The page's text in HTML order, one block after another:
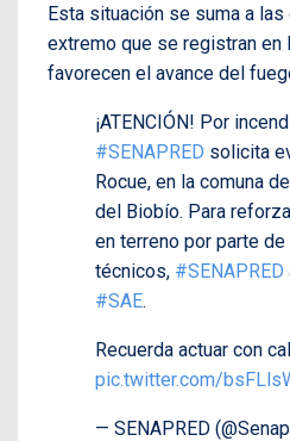
Esta situación se suma a
extremo que se registran en
favorecen el avance del
¡ATENCIÓN! Por
#SENAPRED solicita
Rocue, en la comuna
del Biobío. Para
en terreno por parte
técnicos, #SENAPRED
#SAE.
Recuerda actuar con
pic.twitter.com/
— SENAPRED